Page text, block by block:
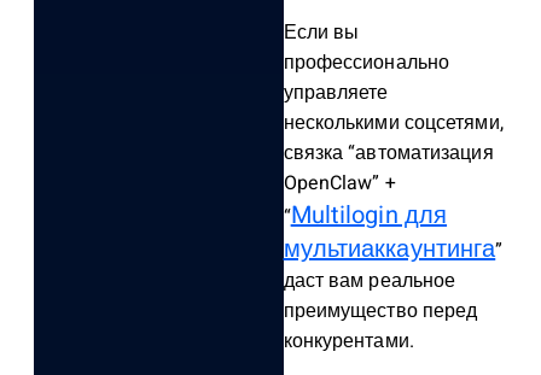
Если вы
профессионально
управляете
несколькими соцсетями,
связка “автоматизация
OpenClaw” +
“Multilogin для
мультиаккаунтинга”
даст вам реальное
преимущество перед
конкурентами.